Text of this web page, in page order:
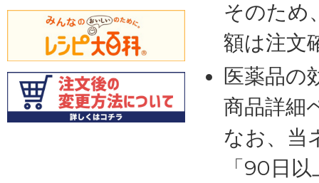
そのため
額は注文
医薬品の
商品詳細
なお、当
「90日